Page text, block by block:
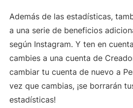
Además de las estadísticas,
a una serie de beneficios
según Instagram. Y ten en
cambies a una cuenta de
cambiar tu cuenta de nuevo a
vez que cambias, ¡se borrarán
estadísticas!